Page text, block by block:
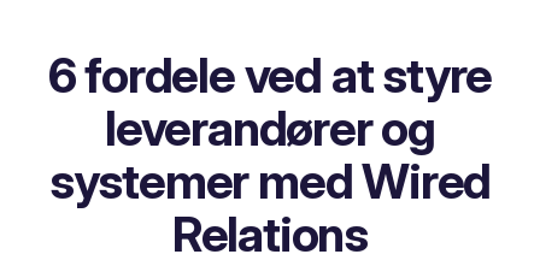
6 fordele ved at styre
leverandører og
systemer med Wired
Relations